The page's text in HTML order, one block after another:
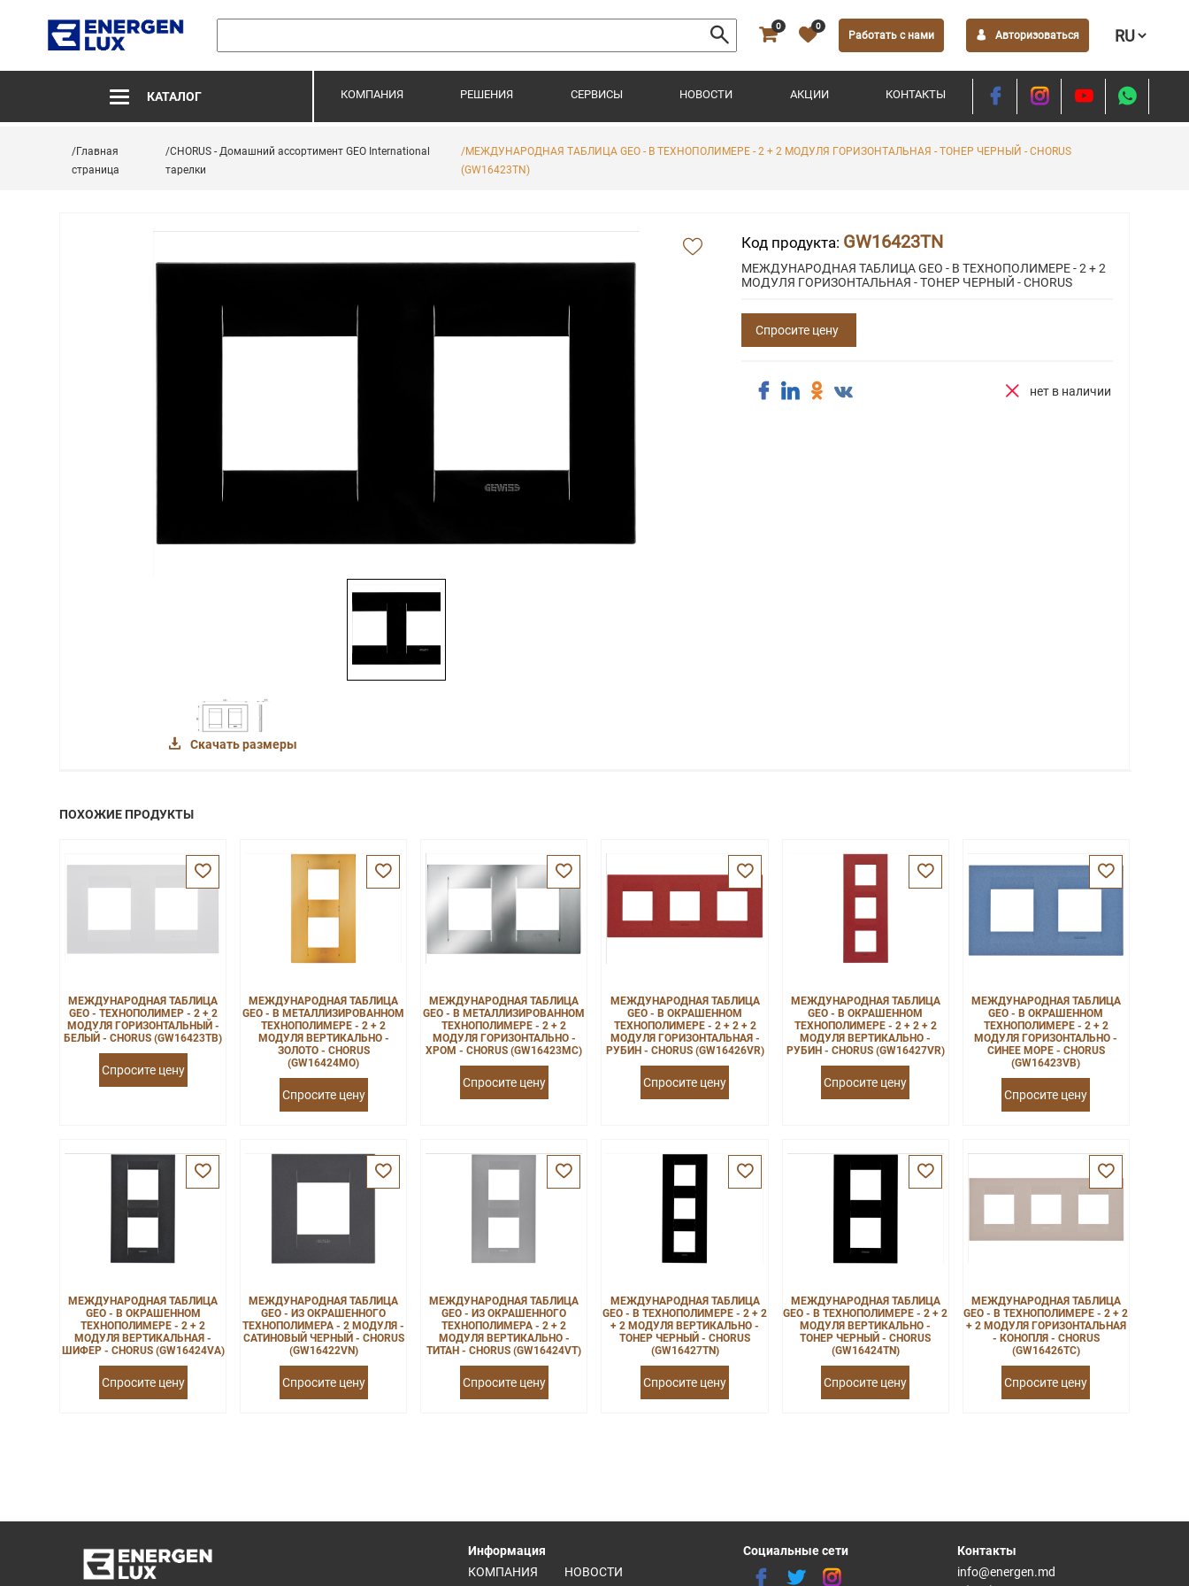
0 0
Работать с нами Авторизоваться
КАТАЛОГ КОМПАНИЯ РЕШЕНИЯ СЕРВИСЫ НОВОСТИ АКЦИИ КОНТАКТЫ
/Главная
страница
/CHORUS - Домашний ассортимент GEO International
тарелки
/МЕЖДУНАРОДНАЯ ТАБЛИЦА GEO - В ТЕХНОПОЛИМЕРЕ - 2 + 2 МОДУЛЯ ГОРИЗОНТАЛЬНАЯ - ТОНЕР ЧЕРНЫЙ - CHORUS
(GW16423TN)
Скачать размеры
Код продукта: GW16423TN
МЕЖДУНАРОДНАЯ ТАБЛИЦА GEO - В ТЕХНОПОЛИМЕРЕ - 2 + 2
МОДУЛЯ ГОРИЗОНТАЛЬНАЯ - ТОНЕР ЧЕРНЫЙ - CHORUS
Спросите цену
нет в наличии
ПОХОЖИЕ ПРОДУКТЫ
МЕЖДУНАРОДНАЯ ТАБЛИЦА
GEO - ТЕХНОПОЛИМЕР - 2 + 2
МОДУЛЯ ГОРИЗОНТАЛЬНЫЙ -
БЕЛЫЙ - CHORUS (GW16423TB)
Спросите цену
МЕЖДУНАРОДНАЯ ТАБЛИЦА
GEO - В МЕТАЛЛИЗИРОВАННОМ
ТЕХНОПОЛИМЕРЕ - 2 + 2
МОДУЛЯ ВЕРТИКАЛЬНО -
ЗОЛОТО - CHORUS
(GW16424MO)
Спросите цену
МЕЖДУНАРОДНАЯ ТАБЛИЦА
GEO - В МЕТАЛЛИЗИРОВАННОМ
ТЕХНОПОЛИМЕРЕ - 2 + 2
МОДУЛЯ ГОРИЗОНТАЛЬНО -
ХРОМ - CHORUS (GW16423MC)
Спросите цену
МЕЖДУНАРОДНАЯ ТАБЛИЦА
GEO - В ОКРАШЕННОМ
ТЕХНОПОЛИМЕРЕ - 2 + 2 + 2
МОДУЛЯ ГОРИЗОНТАЛЬНАЯ -
РУБИН - CHORUS (GW16426VR)
Спросите цену
МЕЖДУНАРОДНАЯ ТАБЛИЦА
GEO - В ОКРАШЕННОМ
ТЕХНОПОЛИМЕРЕ - 2 + 2 + 2
МОДУЛЯ ВЕРТИКАЛЬНО -
РУБИН - CHORUS (GW16427VR)
Спросите цену
МЕЖДУНАРОДНАЯ ТАБЛИЦА
GEO - В ОКРАШЕННОМ
ТЕХНОПОЛИМЕРЕ - 2 + 2
МОДУЛЯ ГОРИЗОНТАЛЬНО -
СИНЕЕ МОРЕ - CHORUS
(GW16423VB)
Спросите цену
МЕЖДУНАРОДНАЯ ТАБЛИЦА
GEO - В ОКРАШЕННОМ
ТЕХНОПОЛИМЕРЕ - 2 + 2
МОДУЛЯ ВЕРТИКАЛЬНАЯ -
ШИФЕР - CHORUS (GW16424VA)
Спросите цену
МЕЖДУНАРОДНАЯ ТАБЛИЦА
GEO - ИЗ ОКРАШЕННОГО
ТЕХНОПОЛИМЕРА - 2 МОДУЛЯ -
САТИНОВЫЙ ЧЕРНЫЙ - CHORUS
(GW16422VN)
Спросите цену
МЕЖДУНАРОДНАЯ ТАБЛИЦА
GEO - ИЗ ОКРАШЕННОГО
ТЕХНОПОЛИМЕРА - 2 + 2
МОДУЛЯ ВЕРТИКАЛЬНО -
ТИТАН - CHORUS (GW16424VT)
Спросите цену
МЕЖДУНАРОДНАЯ ТАБЛИЦА
GEO - В ТЕХНОПОЛИМЕРЕ - 2 + 2
+ 2 МОДУЛЯ ВЕРТИКАЛЬНО -
ТОНЕР ЧЕРНЫЙ - CHORUS
(GW16427TN)
Спросите цену
МЕЖДУНАРОДНАЯ ТАБЛИЦА
GEO - В ТЕХНОПОЛИМЕРЕ - 2 + 2
МОДУЛЯ ВЕРТИКАЛЬНО -
ТОНЕР ЧЕРНЫЙ - CHORUS
(GW16424TN)
Спросите цену
МЕЖДУНАРОДНАЯ ТАБЛИЦА
GEO - В ТЕХНОПОЛИМЕРЕ - 2 + 2
+ 2 МОДУЛЯ ГОРИЗОНТАЛЬНАЯ
- КОНОПЛЯ - CHORUS
(GW16426TC)
Спросите цену
Информация
КОМПАНИЯ
НОВОСТИ
Социальные сети
Контакты
info@energen.md